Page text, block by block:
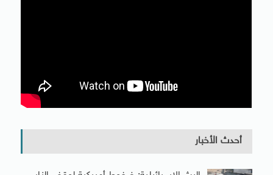
أحدث الأخبار